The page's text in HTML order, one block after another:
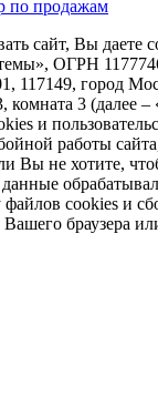
по продажам
сайт, Вы даете
ОГРН
117149, город
комната 3 (далее
и
работы
Вы не хотите,
cookies и
браузера